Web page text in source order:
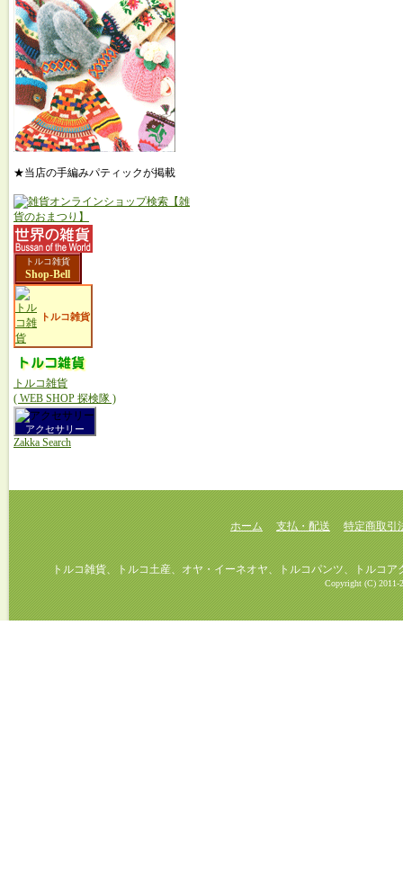
★当店の手編みパティックが掲載
トルコ雑貨
Shop-Bell
トルコ雑貨
トルコ雑貨
( WEB SHOP 探検隊 )
アクセサリー
Zakka Search
ホーム 支払・配送 特定商取引
トルコ雑貨、トルコ土産、オヤ・イーネオヤ、トルコパンツ、トルコアク
Copyright (C) 2011-